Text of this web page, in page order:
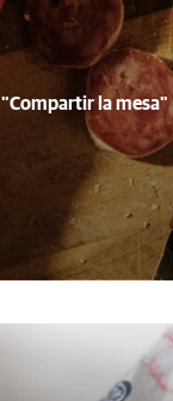
"Compartir la mesa"